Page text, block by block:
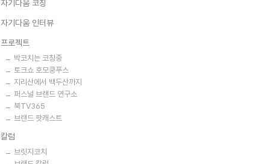
자기다움 코칭
자기다움 인터뷰
프로젝트
박코치는 코칭중
토크쇼 호모쿵푸스
지리산에서 백두산까지
퍼스널 브랜드 연구소
북TV365
브랜드 팟캐스트
칼럼
브릿지코치